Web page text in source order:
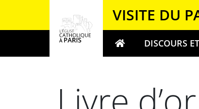
VISITE DU
Votre rechercheDISCOURS